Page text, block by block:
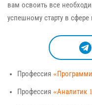
вам освоить все
успешному старту в
Профессия
Профессия «Аналитик